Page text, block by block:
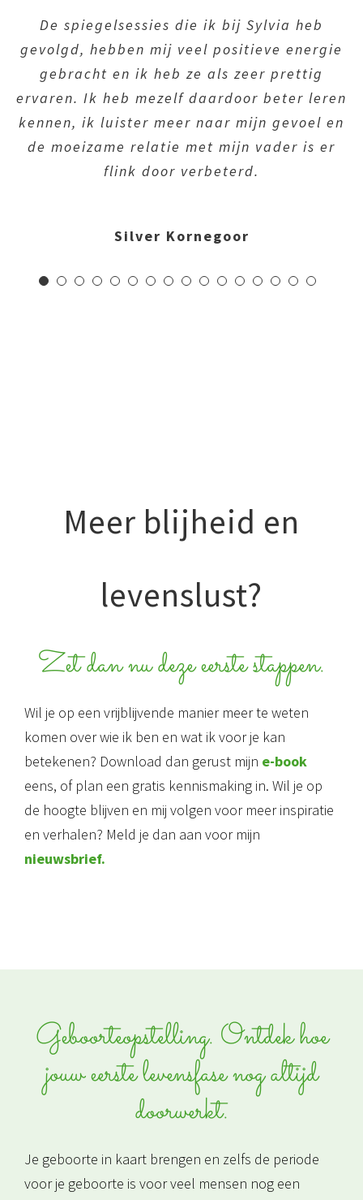
De spiegelsessies die ik bij Sylvia heb
gevolgd, hebben mij veel positieve energie
gebracht en ik heb ze als zeer prettig
ervaren. Ik heb mezelf daardoor beter leren
kennen, ik luister meer naar mijn gevoel en
de moeizame relatie met mijn vader is er
flink door verbeterd.
Silver Kornegoor
Meer blijheid en
levenslust?
Zet dan nu deze eerste stappen.
Wil je op een vrijblijvende manier meer te weten
komen over wie ik ben en wat ik voor je kan
betekenen? Download dan gerust mijn e-book
eens, of plan een gratis kennismaking in. Wil je op
de hoogte blijven en mij volgen voor meer inspiratie
en verhalen? Meld je dan aan voor mijn
nieuwsbrief.
Geboorteopstelling. Ontdek hoe
jouw eerste levensfase nog altijd
doorwerkt.
Je geboorte in kaart brengen en zelfs de periode
voor je geboorte is voor veel mensen nog een